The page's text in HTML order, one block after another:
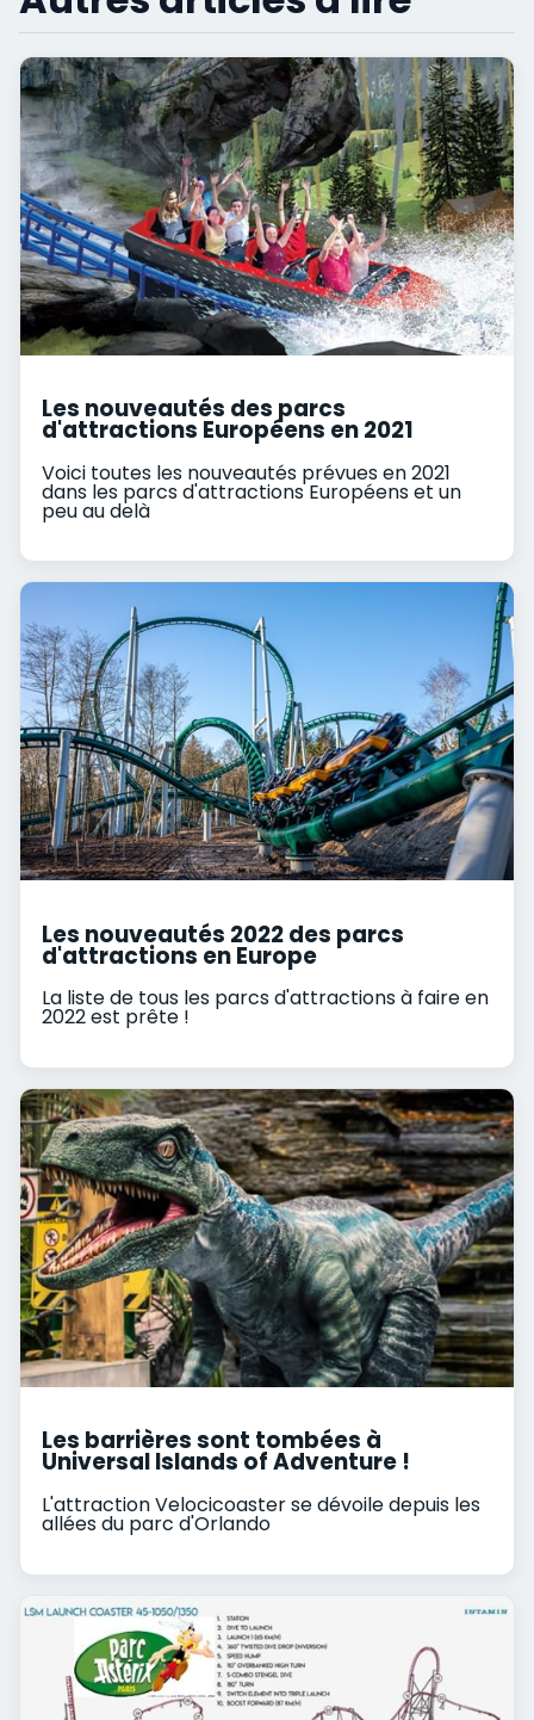
Les nouveautés des parcs
d'attractions Européens en 2021
Voici toutes les nouveautés prévues en 2021
dans les parcs d'attractions Européens et un
peu au delà
Les nouveautés 2022 des parcs
d'attractions en Europe
La liste de tous les parcs d'attractions à faire en
2022 est prête !
Les barrières sont tombées à
Universal Islands of Adventure !
L'attraction Velocicoaster se dévoile depuis les
allées du parc d'Orlando